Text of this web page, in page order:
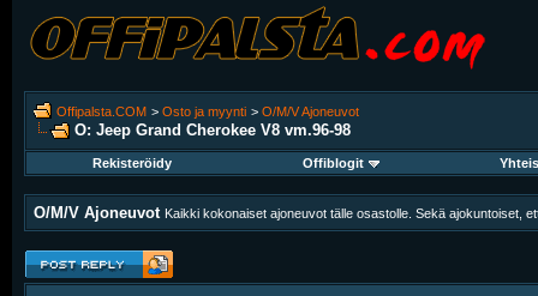
Offipalsta.COM > Osto ja myynti > O/M/V Ajoneuvot
O: Jeep Grand Cherokee V8 vm.96-98
Rekisteröidy Offiblogit
O/M/V Ajoneuvot Kaikki kokonaiset ajoneuvot tälle osastolle. Sekä ajokuntoiset,